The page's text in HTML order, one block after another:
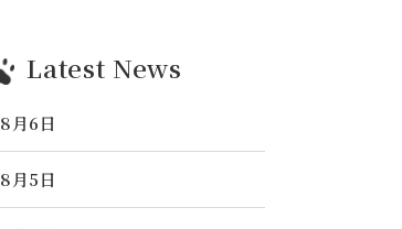
Latest News
8月6日
8月5日